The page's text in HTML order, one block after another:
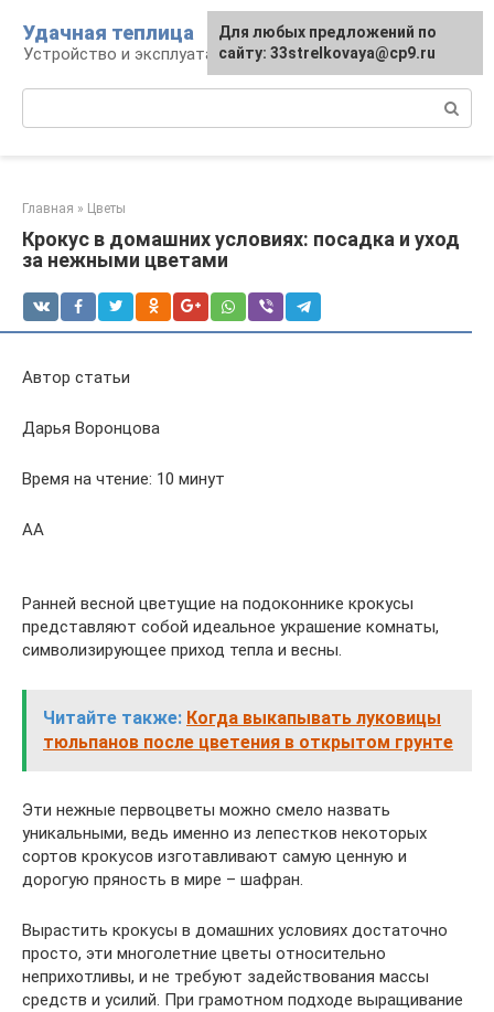
контенту
Удачная теплица
Устройство и эксплуатация теплиц
Главная » Цветы
Крокус в домашних условиях: посадка и уход
за нежными цветами
Автор статьи
Дарья Воронцова
Время на чтение: 10 минут
АА
Ранней весной цветущие на подоконнике крокусы
представляют собой идеальное украшение комнаты,
символизирующее приход тепла и весны.
Читайте также: Когда выкапывать луковицы
тюльпанов после цветения в открытом грунте
Эти нежные первоцветы можно смело назвать
уникальными, ведь именно из лепестков некоторых
сортов крокусов изготавливают самую ценную и
дорогую пряность в мире – шафран.
Вырастить крокусы в домашних условиях достаточно
просто, эти многолетние цветы относительно
неприхотливы, и не требуют задействования массы
средств и усилий. При грамотном подходе выращивание
Для любых предложений по
сайту: 33strelkovaya@cp9.ru